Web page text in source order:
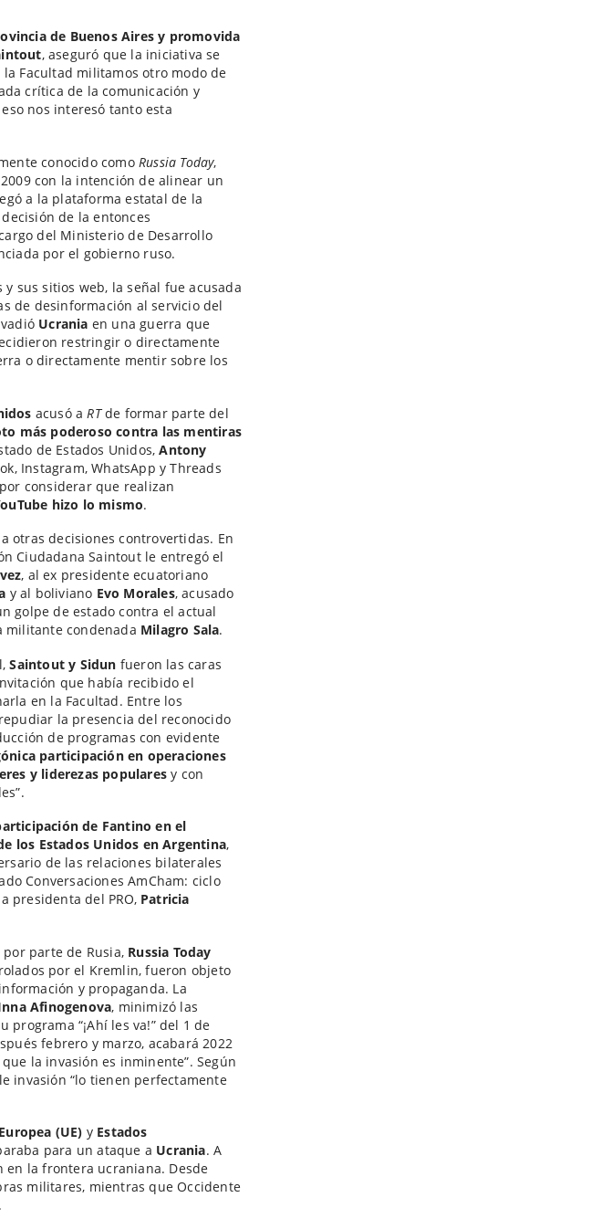
de Buenos Aires y promovida
, aseguró que la iniciativa se
Facultad militamos otro modo de
crítica de la comunicación y
nos interesó tanto esta
conocido como Russia Today,
con la intención de alinear un
a la plataforma estatal de la
de la entonces
del Ministerio de Desarrollo
por el gobierno ruso.
sus sitios web, la señal fue acusada
de desinformación al servicio del
Ucrania en una guerra que
restringir o directamente
o directamente mentir sobre los
acusó a RTde formar parte del
más poderoso contra las mentiras
de Estados Unidos,Antony
Instagram, WhatsApp y Threads
considerar que realizan
hizo lo mismo.
otras decisiones controvertidas. En
Ciudadana Saintout le entregó el
, al ex presidente ecuatoriano
y al boliviano Evo Morales, acusado
golpe de estado contra el actual
militante condenada Milagro Sala.
Saintout y Sidun fueron las caras
que había recibido el
en la Facultad. Entre los
la presencia del reconocido
de programas con evidente
participación en operaciones
y liderezas populares y con
de Fantino en el
los Estados Unidos en Argentina,
de las relaciones bilaterales
Conversaciones AmCham: ciclo
presidenta del PRO, Patricia
parte de Rusia, Russia Today
por el Kremlin, fueron objeto
y propaganda. La
Afinogenova, minimizó las
“¡Ahí les va!” del 1 de
febrero y marzo, acabará 2022
la invasión es inminente”. Según
invasión “lo tienen perfectamente
(UE) y Estados
para un ataque a Ucrania. A
en la frontera ucraniana. Desde
militares, mientras que Occidente